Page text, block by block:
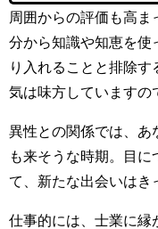
周囲からの評価も高ま
分から知識や知恵を使
り入れることと排除
気は味方していますの
異性との関係では、あ
も来そうな時期。目
て、新たな出会いはき
仕事的には、士業に縁